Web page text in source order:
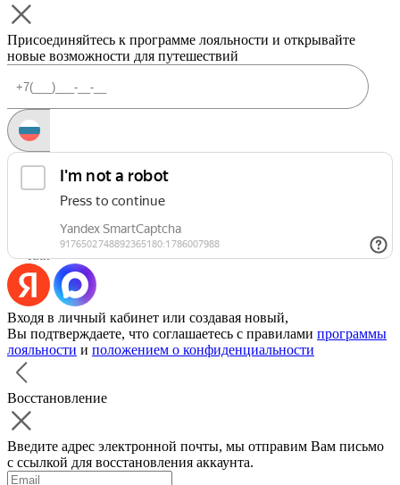
Присоединяйтесь к программе лояльности и открывайте
новые возможности для путешествий
Запросить код
Уже есть аккаунт?Войти
Или
Входя в личный кабинет или создавая новый,
Вы подтверждаете, что соглашаетесь с правилами программы
лояльности и положением о конфиденциальности
Восстановление
Введите адрес электронной почты, мы отправим Вам письмо
с ссылкой для восстановления аккаунта.